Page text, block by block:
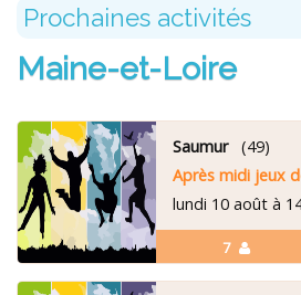
Prochaines activités
Maine-et-Loire
7
Saumur(49)
Après midi jeux
lundi 10 août à